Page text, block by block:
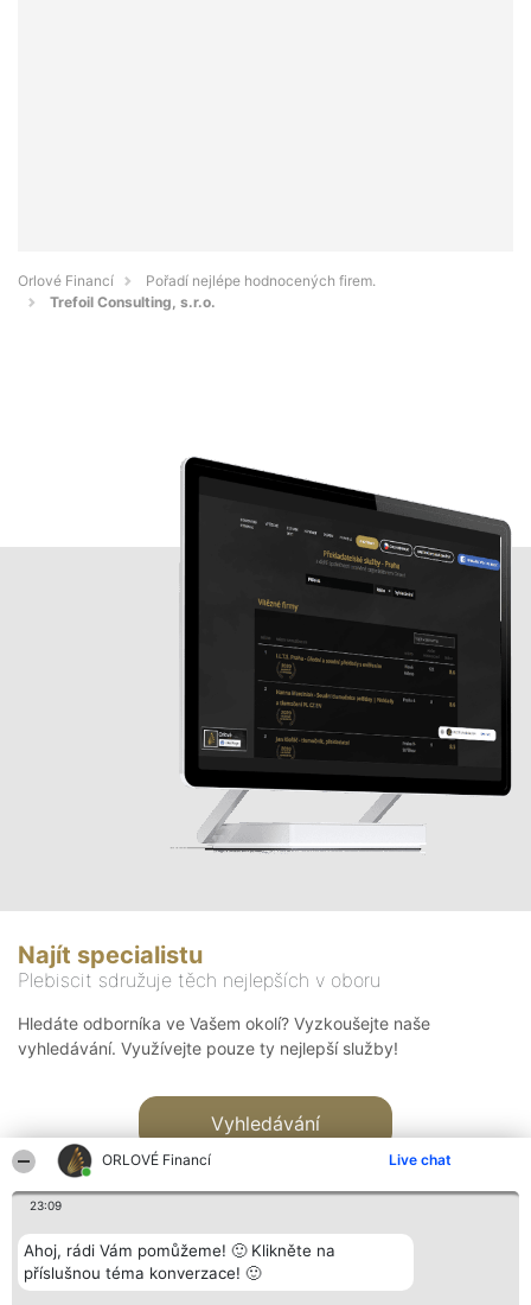
ORLOVÉ Financí Live chat
23:09
Ahoj, rádi Vám pomůžeme! 🙂 Klikněte na
příslušnou téma konverzace! 🙂
Orlové Financí
Pořadí nejlépe hodnocených firem.
Trefoil Consulting, s.r.o.
Najít specialistu
Plebiscit sdružuje těch nejlepších v oboru
Hledáte odborníka ve Vašem okolí? Vyzkoušejte naše
vyhledávání. Využívejte pouze ty nejlepší služby!
Vyhledávání